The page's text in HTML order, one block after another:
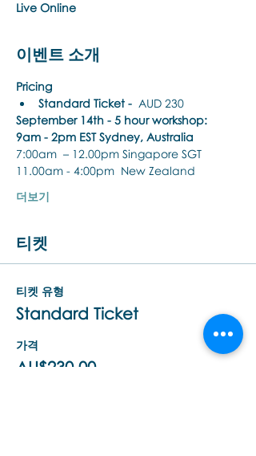
Live Online
이벤트 소개
Pricing
Standard Ticket - AUD 230
September 14th - 5 hour workshop:
9am - 2pm EST Sydney, Australia
7:00am  – 12.00pm Singapore SGT
11.00am - 4:00pm  New Zealand
더보기
티켓
티켓 유형
Standard Ticket
가격
AU$230.00